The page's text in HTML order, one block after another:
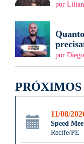
por
por
11/08/
Speed
Recife/PE